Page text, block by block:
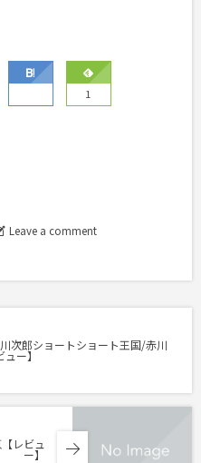
1
Leave a comment
次郎ショートショート王国/赤川
ュー】
レビュ
ー】